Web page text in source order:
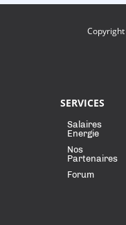
SERVICES
Salaires
Energie
Nos
Partenaires
Forum